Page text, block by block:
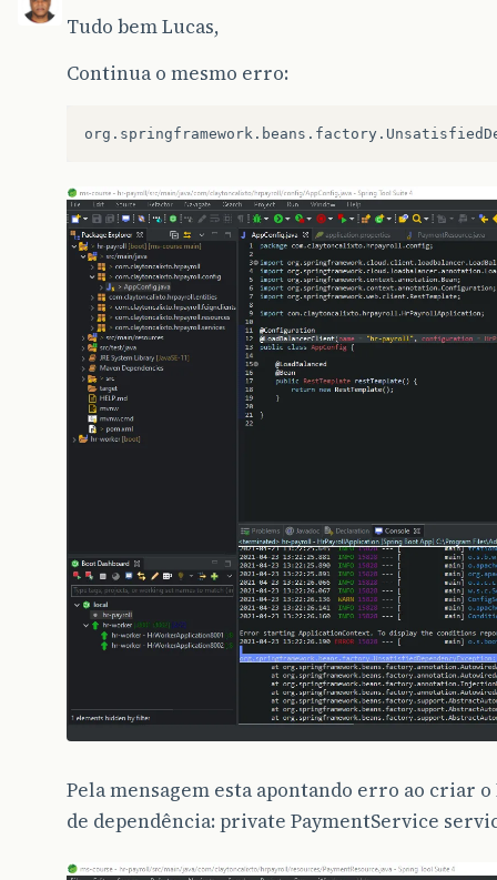
Tudo bem Lucas,
Continua o mesmo erro:
Pela mensagem esta apontando erro ao criar
de dependência: private PaymentService